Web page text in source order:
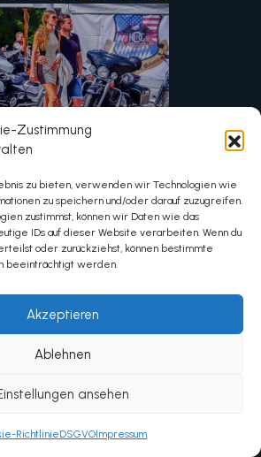
Zustimmung
zu bieten, verwenden wir Technologien wie
zu speichern und/oder darauf zuzugreifen.
zustimmst, können wir Daten wie das
IDs auf dieser Website verarbeiten. Wenn du
oder zurückziehst, können bestimmte
beeinträchtigt werden.
Akzeptieren
Ablehnen
ansehen
RichtlinieDSGVOImpressum